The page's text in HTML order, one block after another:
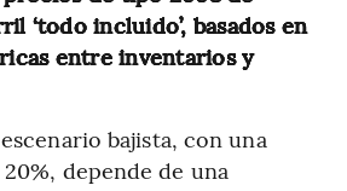
‘todo incluido’, basados en
entre inventarios y
bajista, con una
depende de una